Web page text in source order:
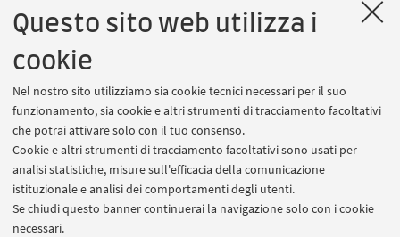
Questo sito web utilizza i
cookie
Nel nostro sito utilizziamo sia cookie tecnici necessari per il suo
funzionamento, sia cookie e altri strumenti di tracciamento facoltativi
che potrai attivare solo con il tuo consenso.
Cookie e altri strumenti di tracciamento facoltativi sono usati per
analisi statistiche, misure sull'efficacia della comunicazione
istituzionale e analisi dei comportamenti degli utenti.
Se chiudi questo banner continuerai la navigazione solo con i cookie
necessari.
partecipazione che preferisci: in presenza o online.
Il giorno dell'evento, a seconda della modalità di
partecipazione che hai scelto
in presenza: recati nel luogo indicato 15 minuti
prima dell'orario di inizio
online su Microsoft Teams: per accedere alla
stanza virtuale, vai alla sezioneI miei eventi
clicca sul bottone Partecipa che si attiverà poco